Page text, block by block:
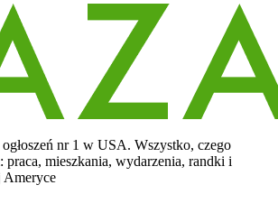
nr 1 w USA. Wszystko, czego
praca, mieszkania, wydarzenia, randki i
Ameryce